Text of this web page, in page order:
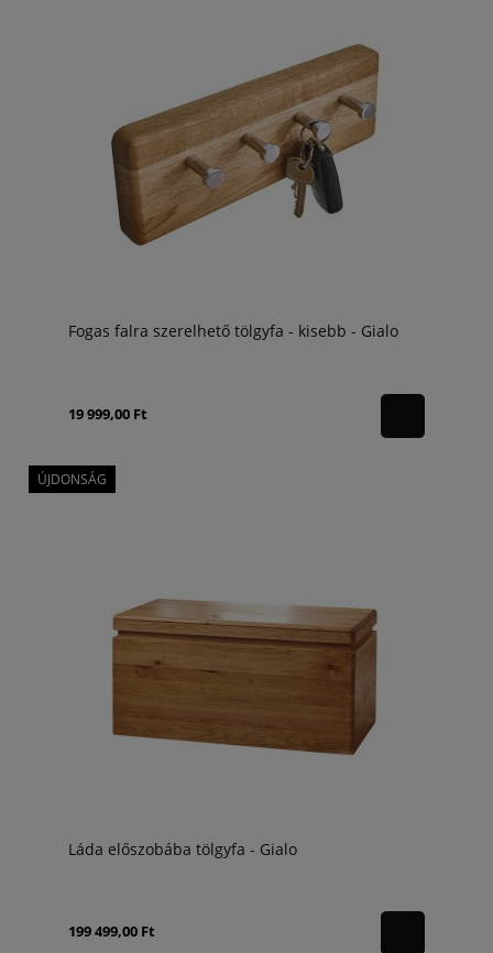
Fogas falra szerelhető tölgyfa - kisebb - Gialo
19 999,00 Ft
Láda előszobába tölgyfa - Gialo
199 499,00 Ft
ÚJDONSÁG